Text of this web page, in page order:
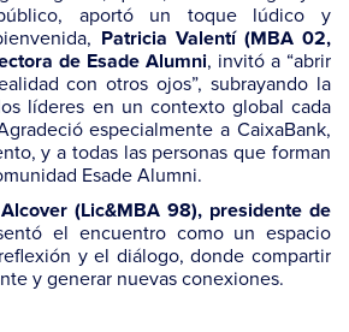
aportó un toque lúdico y
Patricia Valentí (MBA 02,
de Esade Alumni, invitó a “abrir
con otros ojos”, subrayando la
líderes en un contexto global cada
especialmente a CaixaBank,
y a todas las personas que forman
Esade Alumni.
(Lic&MBA 98), presidente de
el encuentro como un espacio
y el diálogo, donde compartir
y generar nuevas conexiones.